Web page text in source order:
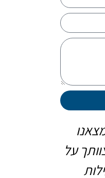
"אוהד וכל צוות G.R.E,
מוסדר